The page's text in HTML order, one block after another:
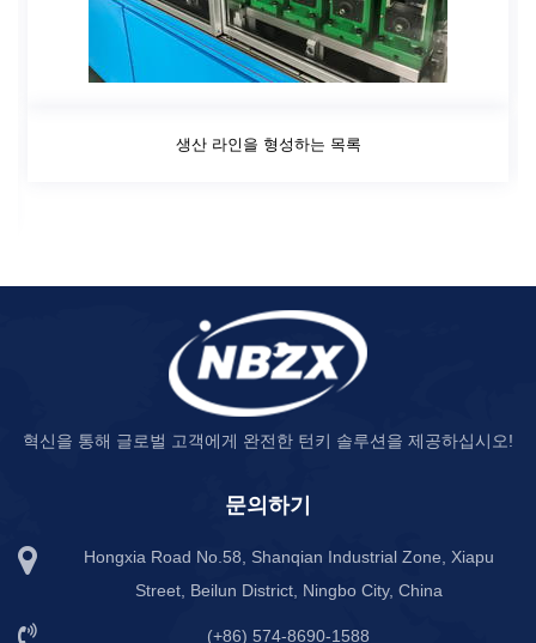
생산 라인을 형성하는 목록
혁신을 통해 글로벌 고객에게 완전한 턴키 솔루션을 제공하십시오!
문의하기
Hongxia Road No.58, Shanqian Industrial Zone, Xiapu
Street, Beilun District, Ningbo City, China
(+86) 574-8690-1588